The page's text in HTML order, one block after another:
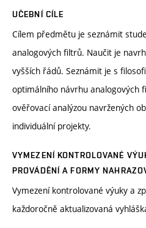
UČEBNÍ CÍLE
Cílem předmětu je seznámit
analogových filtrů. Naučit je
vyšších řádů. Seznámit je s
optimálního návrhu analogových
ověřovací analýzou navržených
individuální projekty.
VYMEZENÍ KONTROLOVANÉ
PROVÁDĚNÍ A FORMY
Vymezení kontrolované výuky a
každoročně aktualizovaná